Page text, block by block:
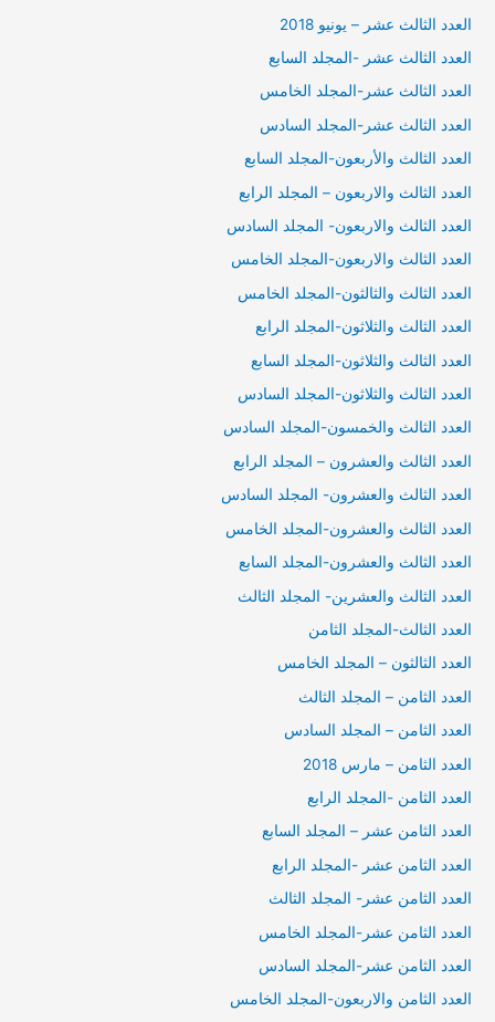
العدد الثالث عشر – يونيو 2018
العدد الثالث عشر -المجلد السابع
العدد الثالث عشر-المجلد الخامس
العدد الثالث عشر-المجلد السادس
العدد الثالث والأربعون-المجلد السابع
العدد الثالث والاربعون – المجلد الرابع
العدد الثالث والاربعون- المجلد السادس
العدد الثالث والاربعون-المجلد الخامس
العدد الثالث والثالثون-المجلد الخامس
العدد الثالث والثلاثون-المجلد الرابع
العدد الثالث والثلاثون-المجلد السابع
العدد الثالث والثلاثون-المجلد السادس
العدد الثالث والخمسون-المجلد السادس
العدد الثالث والعشرون – المجلد الرابع
العدد الثالث والعشرون- المجلد السادس
العدد الثالث والعشرون-المجلد الخامس
العدد الثالث والعشرون-المجلد السابع
العدد الثالث والعشرين- المجلد الثالث
العدد الثالث-المجلد الثامن
العدد الثالثون – المجلد الخامس
العدد الثامن – المجلد الثالث
العدد الثامن – المجلد السادس
العدد الثامن – مارس 2018
العدد الثامن -المجلد الرابع
العدد الثامن عشر – المجلد السابع
العدد الثامن عشر -المجلد الرابع
العدد الثامن عشر- المجلد الثالث
العدد الثامن عشر-المجلد الخامس
العدد الثامن عشر-المجلد السادس
العدد الثامن والاربعون-المجلد الخامس